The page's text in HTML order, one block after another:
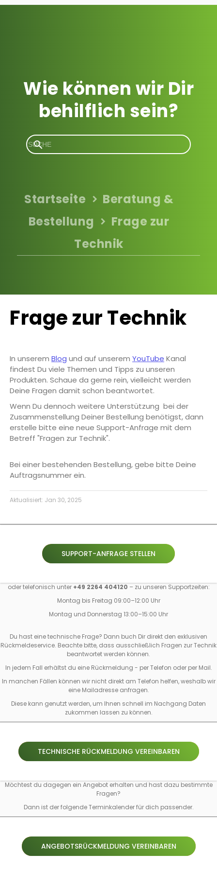
Wie können wir Dir
behilflich sein?
Startseite
Beratung &
Bestellung
Frage zur
Technik
Frage zur Technik
In unserem Blog und auf unserem YouTube Kanal
findest Du viele Themen und Tipps zu unseren
Produkten. Schaue da gerne rein, vielleicht werden
Deine Fragen damit schon beantwortet.
Wenn Du dennoch weitere Unterstützung bei der
Zusammenstellung Deiner Bestellung benötigst, dann
erstelle bitte eine neue Support-Anfrage mit dem
Betreff "Fragen zur Technik".
Bei einer bestehenden Bestellung, gebe bitte Deine
Auftragsnummer ein.
Aktualisiert: Jan 30, 2025
SUPPORT-ANFRAGE STELLEN
oder telefonisch unter +49 2264 404120 – zu unseren Supportzeiten:
Montag bis Freitag 09:00–12:00 Uhr
Montag und Donnerstag 13:00–15:00 Uhr
Du hast eine technische Frage? Dann buch Dir direkt den exklusiven
Rückmeldeservice. Beachte bitte, dass ausschließlich Fragen zur Technik
beantwortet werden können.
In jedem Fall erhältst du eine Rückmeldung - per Telefon oder per Mail.
In manchen Fällen können wir nicht direkt am Telefon helfen, weshalb wir
eine Mailadresse anfragen.
Diese kann genutzt werden, um Ihnen schnell im Nachgang Daten
zukommen lassen zu können.
TECHNISCHE RÜCKMELDUNG VEREINBAREN
Möchtest du dagegen ein Angebot erhalten und hast dazu bestimmte
Fragen?
Dann ist der folgende Terminkalender für dich passender.
ANGEBOTSRÜCKMELDUNG VEREINBAREN